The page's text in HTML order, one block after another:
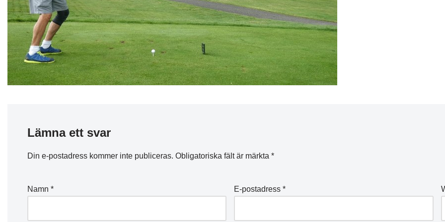
Lämna ett svar
Din e-postadress kommer inte publiceras. Obligatoriska fält är märkta *
Namn * E-postadress*